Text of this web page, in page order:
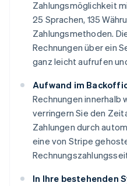
Zahlungsmöglichkeit
25 Sprachen, 135
Zahlungsmethoden.
Rechnungen über ein
ganz leicht aufrufen
Aufwand im
Rechnungen innerhalb
verringern Sie den
Zahlungen durch
eine von Stripe
In Ihre bestehenden